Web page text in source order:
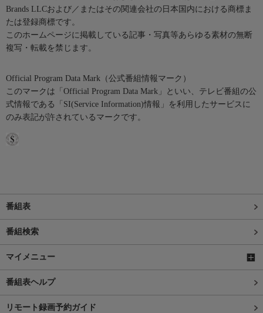
Brands LLCおよび／またはその関連会社の日本国内における商標ま
たは登録商標です。
このホームページに掲載している記事・写真等あらゆる素材の無断
複写・転載を禁じます。
Official Program Data Mark（公式番組情報マーク）
このマークは「Official Program Data Mark」といい、テレビ番組の公
式情報である「SI(Service Information)情報」を利用したサービスに
のみ表記が許されているマークです。
番組表
番組検索
マイメニュー
番組表ヘルプ
リモート録画予約ガイド